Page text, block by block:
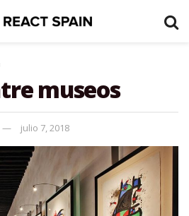
museos
julio 7, 2018